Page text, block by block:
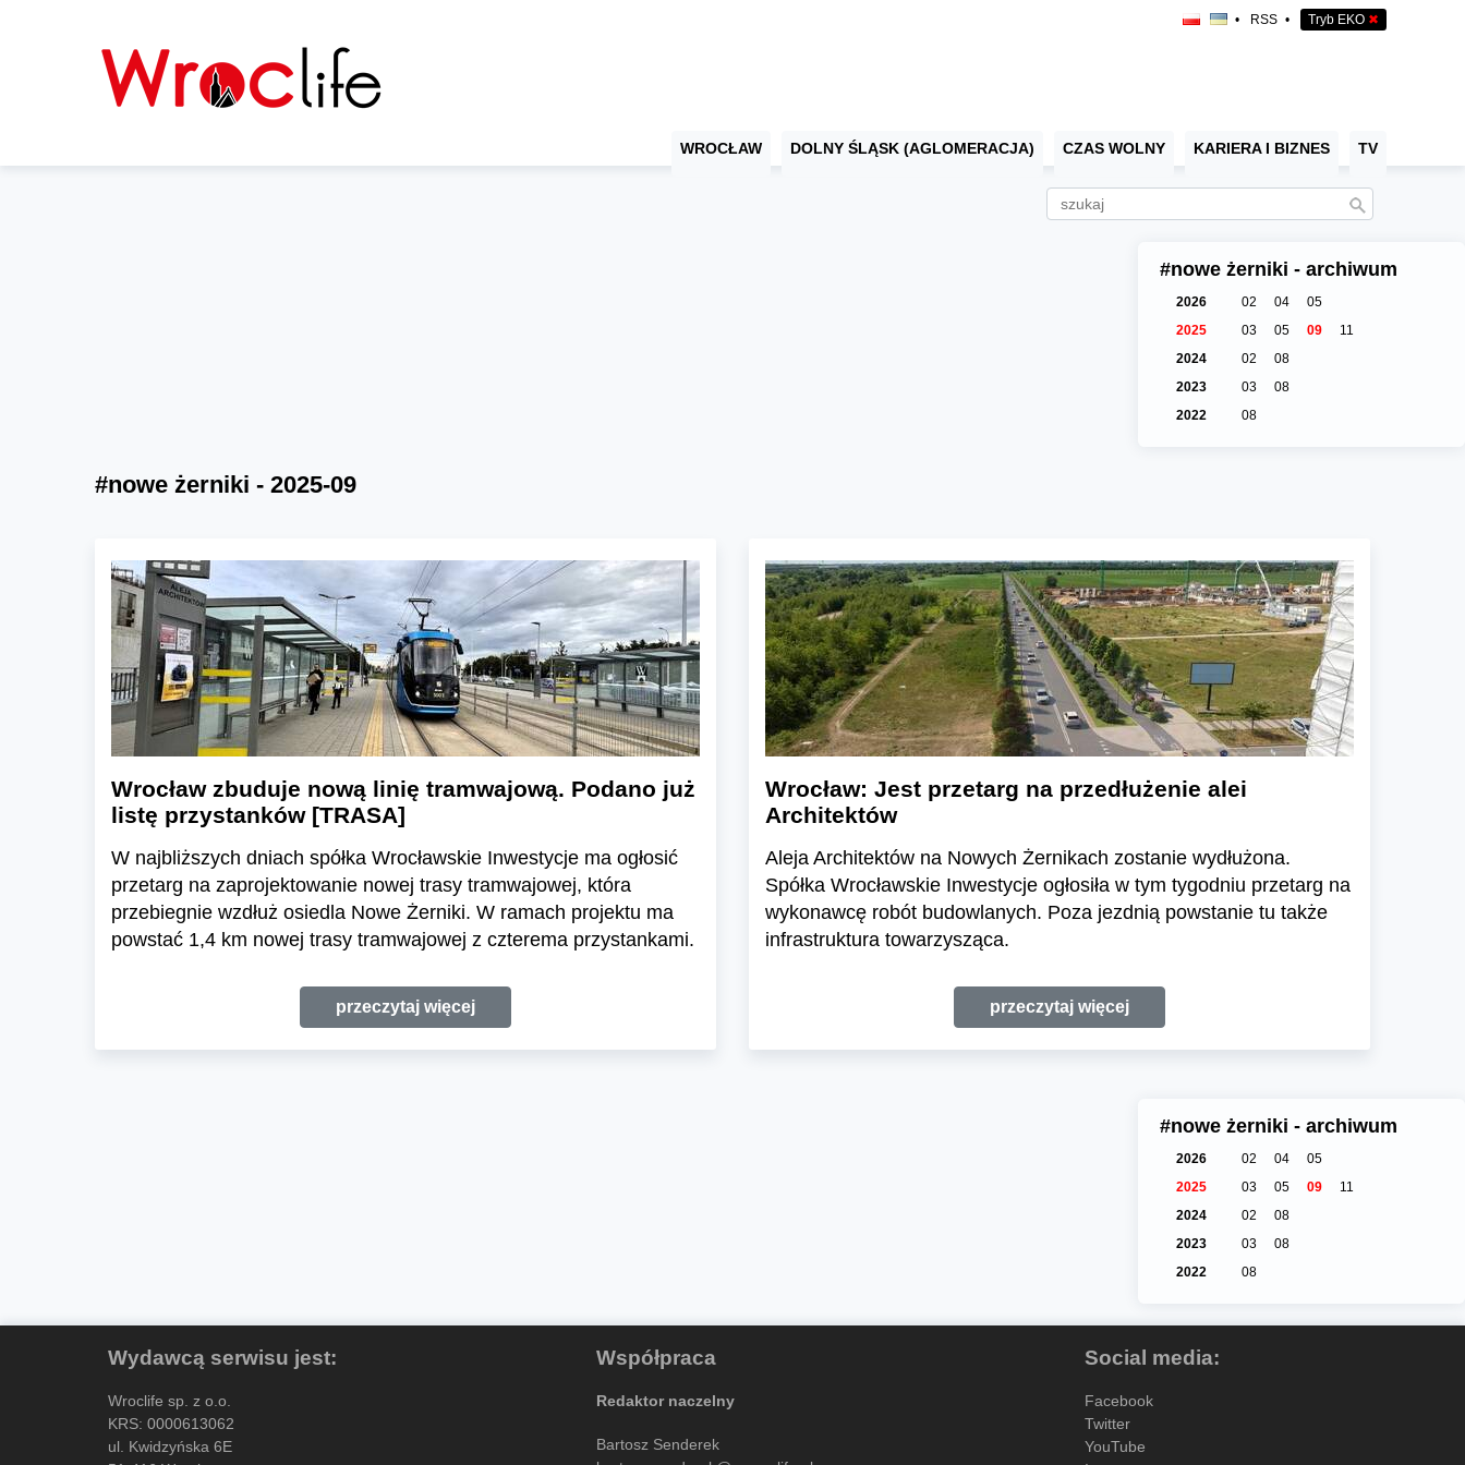
• RSS • Tryb EKO ✖
WROCŁAW DOLNY ŚLĄSK (AGLOMERACJA) CZAS WOLNY KARIERA I BIZNES TV
#nowe żerniki - archiwum
2026 02 04
05
2025
03 05 09
11
2024
02
08
2023
03
08
2022
08
#nowe żerniki - 2025-09
Wrocław zbuduje nową linię tramwajową. Podano już
listę przystanków [TRASA]
W najbliższych dniach spółka Wrocławskie Inwestycje ma ogłosić
przetarg na zaprojektowanie nowej trasy tramwajowej, która
przebiegnie wzdłuż osiedla Nowe Żerniki. W ramach projektu ma
powstać 1,4 km nowej trasy tramwajowej z czterema przystankami.
przeczytaj więcej
Wrocław: Jest przetarg na przedłużenie alei
Architektów
Aleja Architektów na Nowych Żernikach zostanie wydłużona.
Spółka Wrocławskie Inwestycje ogłosiła w tym tygodniu przetarg na
wykonawcę robót budowlanych. Poza jezdnią powstanie tu także
infrastruktura towarzysząca.
przeczytaj więcej
#nowe żerniki - archiwum
2026 02 04
05
2025
03 05 09
11
2024
02
08
2023
03
08
2022
08
Wydawcą serwisu jest:
Wroclife sp. z o.o.
KRS: 0000613062
ul. Kwidzyńska 6E
Współpraca
Redaktor naczelny
Bartosz Senderek
Social media:
Facebook
Twitter
YouTube